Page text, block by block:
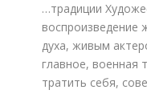
…традиции
воспроизведение
духа, живым
главное, военная
тратить себя,